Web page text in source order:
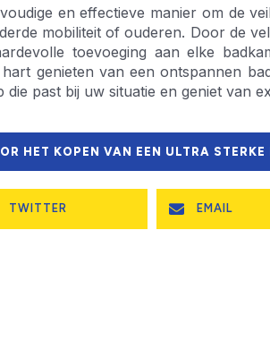
en effectieve manier om de
mobiliteit of ouderen. Door de
toevoeging aan elke
genieten van een ontspannen
die past bij uw situatie en geniet van
HET KOPEN VAN EEN ULTRA STERKE
TWITTER EMAIL